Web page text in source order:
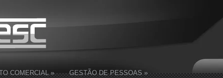
COMERCIAL» GESTÃO DE PESSOAS»